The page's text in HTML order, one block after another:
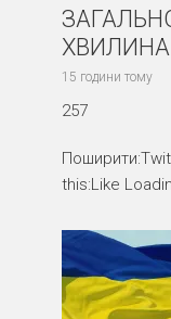
15 години тому
257
this:Like